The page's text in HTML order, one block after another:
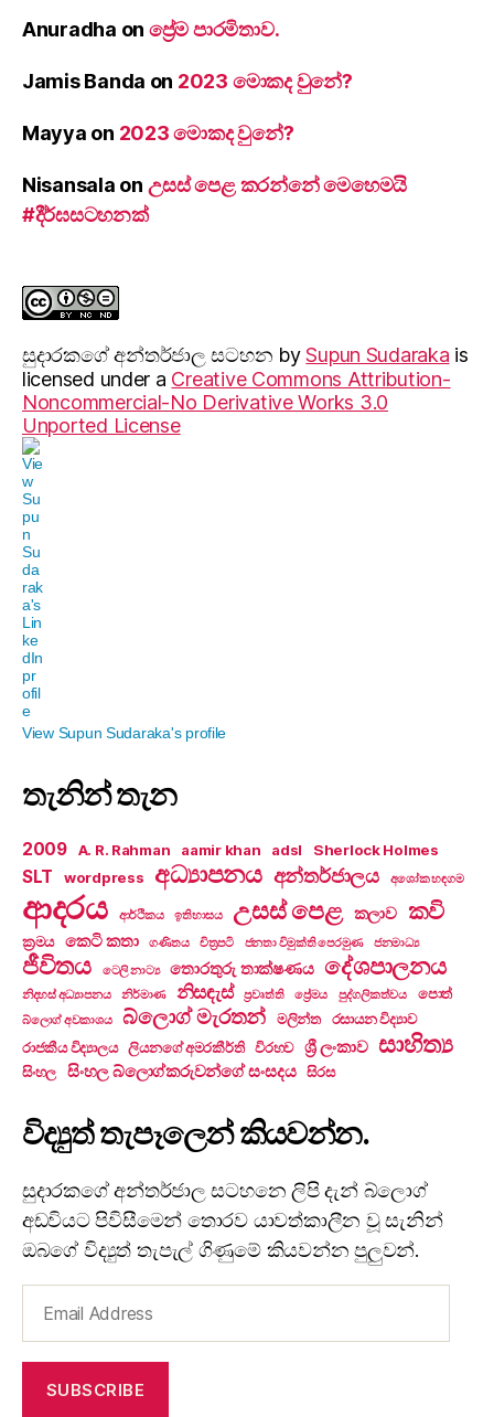
Anuradha on ප්‍රේම පාරමිතාව.
Jamis Banda on 2023 මොකද වුනේ?
Mayya on 2023 මොකද වුනේ?
Nisansala on උසස් පෙළ කරන්නේ මෙහෙමයි
#දීර්ඝසටහනක්
සුදාරක‍ගේ අන්තර්ජාල සටහන bySupun Sudaraka is
licensed under a Creative Commons Attribution-
Noncommercial-No Derivative Works 3.0
Unported License
View Supun Sudaraka's profile
තැනින් තැන
2009 A. R. Rahman aamir khan adsl Sherlock Holmes
SLT wordpress අධ්‍යාපනය අන්තර්ජාලය අශෝක හඳගම
ආදරය ආර්ථිකය ඉතිහාසය උසස් පෙළ කලාව කවි
ක්‍රමය කෙටි කතා ගණිතය චිත්‍රපටි ජනතා විමුක්ති පෙරමුණ ජනමාධ්‍ය
ජීවිතය ටෙලි නාට්‍ය තොරතුරු තාක්ෂණය දේශපාලනය
නිදහස් අධ්‍යාපනය නිර්මාණ නිසඳැස් ප්‍රවෘත්ති ප්‍රේමය පුද්ගලිකත්වය පොත්
බ්ලොග් අවකාශය බ්ලොග් මැරතන් මලින්ත
රසායන විද්‍යාව
රාජකීය විද්‍යාලය
ලියනගේ අමරකීර්ති විරහව ශ්‍රී ලංකාව සාහිත්‍ය
සිංහල සිංහල බ්ලොග්කරුවන්ගේ සංසදය සිරස
විද්‍යුත් තැපෑලෙන් කියවන්න.
සුදාරකගේ අන්තර්ජාල සටහනෙ ලිපි දැන් බ්ලොග්
අඩවියට පිවිසීමෙන් තොරව යාවත්කාලීන වූ සැනින්
ඔබගේ විද්‍යුත් තැපැල් ගිණුමේ කියවන්න පුලුවන්.
Address
SUBSCRIBE